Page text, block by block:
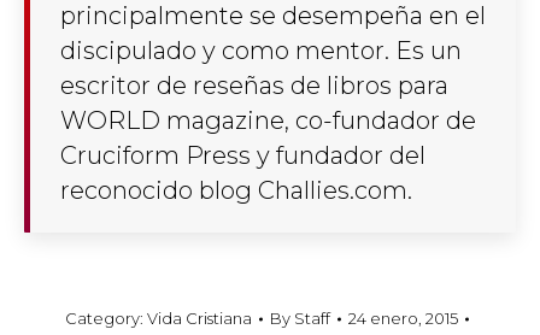
principalmente se desempeña en el
discipulado y como mentor. Es un
escritor de reseñas de libros para
WORLD magazine, co-fundador de
Cruciform Press y fundador del
reconocido blog Challies.com.
Category: Vida Cristiana By Staff
24 enero, 2015